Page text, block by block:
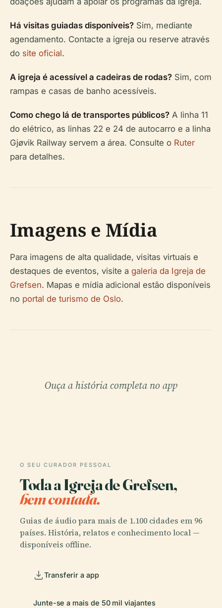
Há visitas guiadas disponíveis? Sim, mediante
agendamento. Contacte a igreja ou reserve através
do site oficial.
A igreja é acessível a cadeiras de rodas? Sim, com
rampas e casas de banho acessíveis.
Como chego lá de transportes públicos? A linha 11
do elétrico, as linhas 22 e 24 de autocarro e a linha
Gjøvik Railway servem a área. Consulte o Ruter
para detalhes.
Imagens e Mídia
Para imagens de alta qualidade, visitas virtuais e
destaques de eventos, visite a galeria da Igreja de
Grefsen. Mapas e mídia adicional estão disponíveis
no portal de turismo de Oslo.
Ouça a história completa no app
O SEU CURADOR PESSOAL
Toda a Igreja de Grefsen,
bem contada.
Guias de áudio para mais de 1.100 cidades em 96
países. História, relatos e conhecimento local —
disponíveis offline.
Transferir a app
Junte-se a mais de 50 mil viajantes